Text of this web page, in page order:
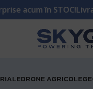
în STOC! Livrare
DRONE AGRICOLE